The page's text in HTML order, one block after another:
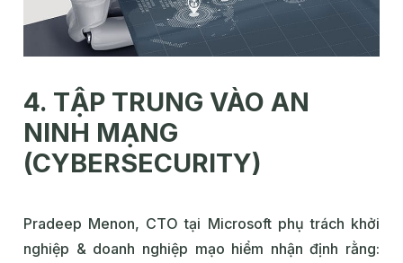
4. TẬP TRUNG VÀO AN
NINH MẠNG
(CYBERSECURITY)
Pradeep Menon, CTO tại Microsoft phụ trách khởi
nghiệp & doanh nghiệp mạo hiểm nhận định rằng: